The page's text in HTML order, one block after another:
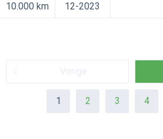
10.000 km 12-2023
1 2 3 4